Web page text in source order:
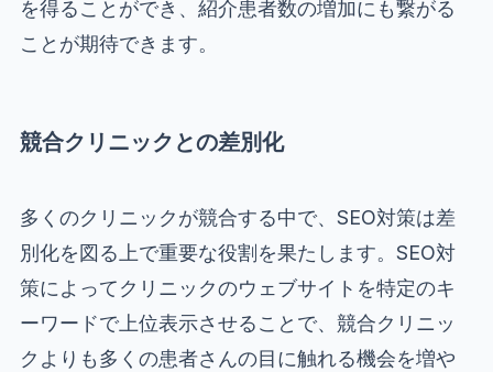
を得ることができ、紹介患者数の増加にも繋がる
ことが期待できます。
競合クリニックとの差別化
多くのクリニックが競合する中で、SEO対策は差
別化を図る上で重要な役割を果たします。SEO対
策によってクリニックのウェブサイトを特定のキ
ーワードで上位表示させることで、競合クリニッ
クよりも多くの患者さんの目に触れる機会を増や